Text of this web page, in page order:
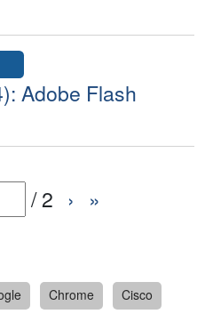
Adobe Flash
/2 › »
Chrome
Cisco